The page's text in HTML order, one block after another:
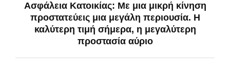
Ασφάλεια Κατοικίας: Mε μια μικρή κίνηση
προστατεύεις μια μεγάλη περιουσία. Η
καλύτερη τιμή σήμερα, η μεγαλύτερη
προστασία αύριο